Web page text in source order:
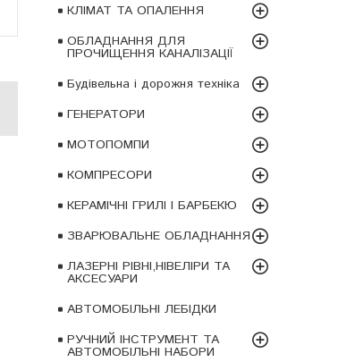
КЛІМАТ ТА ОПАЛЕННЯ
ОБЛАДНАННЯ ДЛЯ
ПРОЧИЩЕННЯ КАНАЛІЗАЦІЇ
Будівельна і дорожня техніка
ГЕНЕРАТОРИ
МОТОПОМПИ
КОМПРЕСОРИ
КЕРАМІЧНІ ГРИЛІ І БАРБЕКЮ
ЗВАРЮВАЛЬНЕ ОБЛАДНАННЯ
ЛАЗЕРНІ РІВНІ,НІВЕЛІРИ ТА
АКСЕСУАРИ
АВТОМОБІЛЬНІ ЛЕБІДКИ
РУЧНИЙ ІНСТРУМЕНТ ТА
АВТОМОБІЛЬНІ НАБОРИ